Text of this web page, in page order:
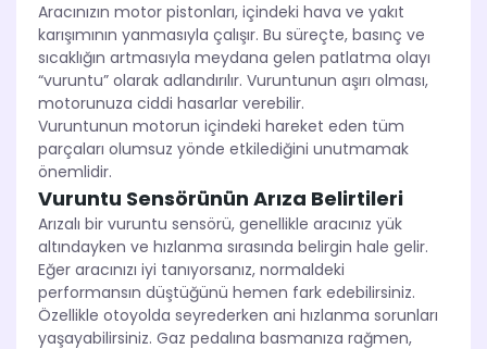
Aracınızın motor pistonları, içindeki hava ve yakıt
karışımının yanmasıyla çalışır. Bu süreçte, basınç ve
sıcaklığın artmasıyla meydana gelen patlatma olayı
“vuruntu” olarak adlandırılır. Vuruntunun aşırı olması,
motorunuza ciddi hasarlar verebilir.
Vuruntunun motorun içindeki hareket eden tüm
parçaları olumsuz yönde etkilediğini unutmamak
önemlidir.
Vuruntu Sensörünün Arıza Belirtileri
Arızalı bir vuruntu sensörü, genellikle aracınız yük
altındayken ve hızlanma sırasında belirgin hale gelir.
Eğer aracınızı iyi tanıyorsanız, normaldeki
performansın düştüğünü hemen fark edebilirsiniz.
Özellikle otoyolda seyrederken ani hızlanma sorunları
yaşayabilirsiniz. Gaz pedalına basmanıza rağmen,